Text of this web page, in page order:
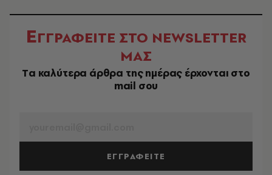
ΕΓΓΡΑΦΕΙΤΕ ΣΤΟ NEWSLETTER
ΜΑΣ
Tα καλύτερα άρθρα της ημέρας έρχονται στο
mail σου
ΕΓΓΡΑΦΕΙΤΕ